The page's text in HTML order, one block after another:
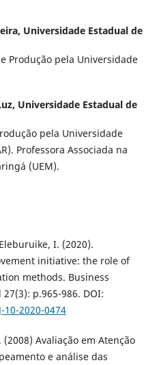
Universidade Estadual de
Produção pela Universidade
Universidade Estadual de
pela Universidade
Professora Associada na
(UEM).
I. (2020).
initiative: the role of
methods. Business
p.965-986. DOI:
2020-0474
Avaliação em Atenção
e análise das